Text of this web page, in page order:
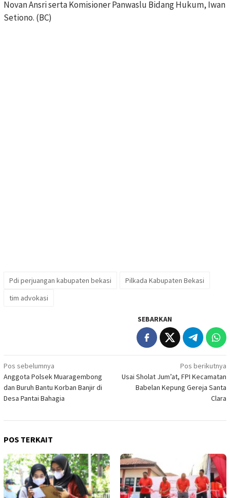
Novan Ansri serta Komisioner Panwaslu Bidang Hukum, Iwan
Setiono. (BC)
Pdi perjuangan kabupaten bekasi
Pilkada Kabupaten Bekasi
tim advokasi
SEBARKAN
Navigasi
pos
Pos sebelumnya
Anggota Polsek Muaragembong
dan Buruh Bantu Korban Banjir di
Desa Pantai Bahagia
Pos berikutnya
Usai Sholat Jum’at, FPI Kecamatan
Babelan Kepung Gereja Santa
Clara
POS TERKAIT